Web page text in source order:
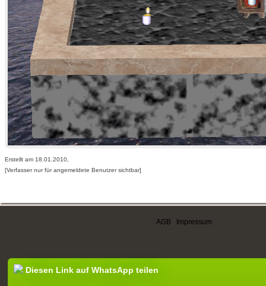
Erstellt am 18.01.2010,
[Verfasser nur für angemeldete Benutzer sichtbar]
AGB Impressum
Diesen Link auf WhatsApp teilen